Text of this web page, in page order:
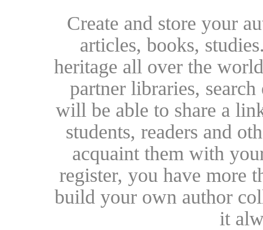
Create and store your
articles, books,
heritage all over the
partner libraries,
will be able to share a
students, readers and
acquaint them with
register, you have more
build your own author
it